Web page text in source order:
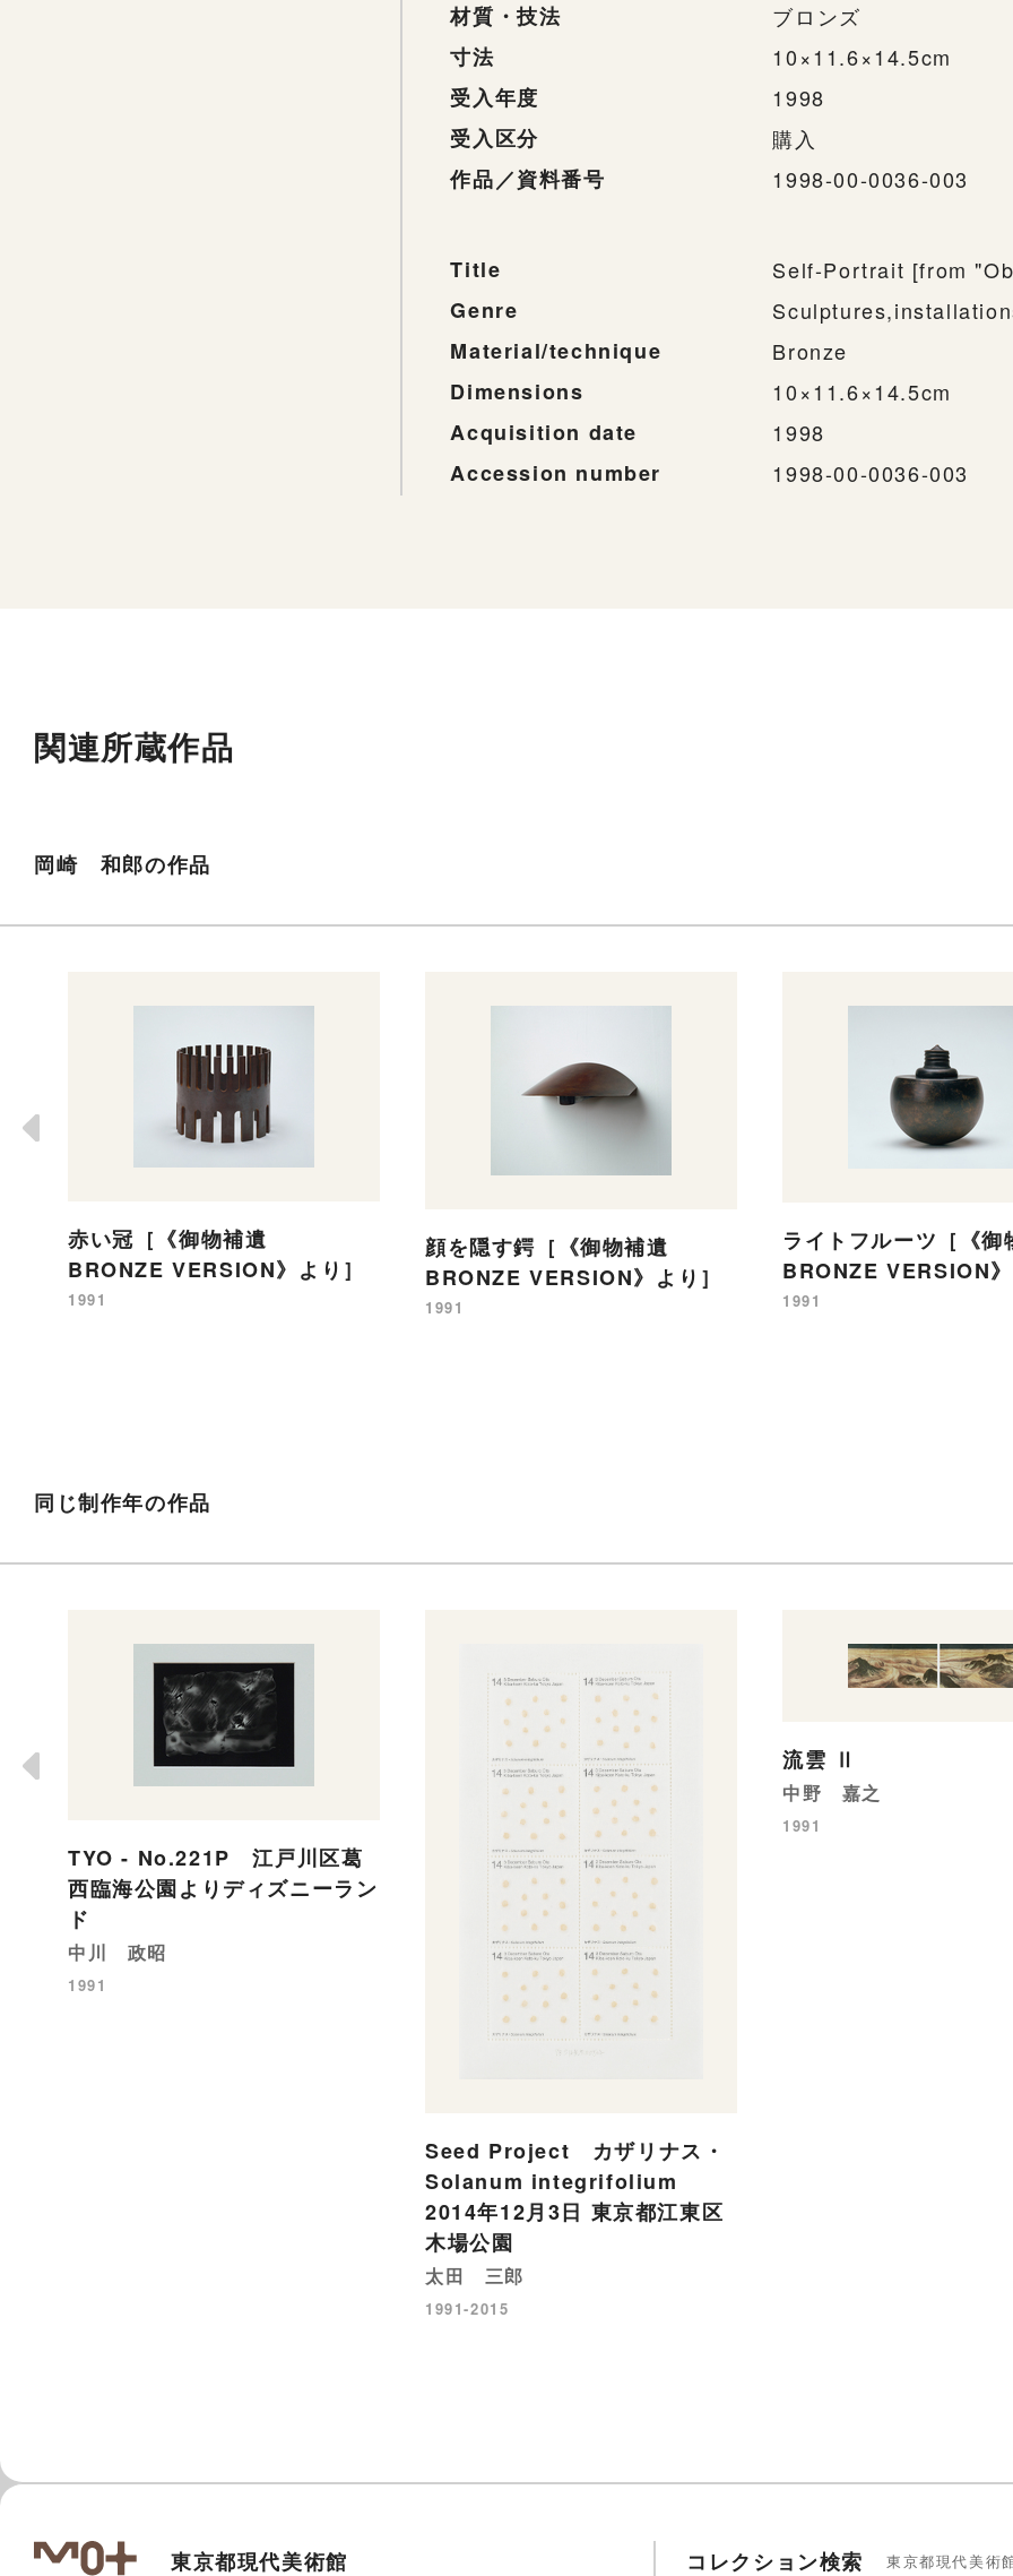
材質・技法
ブロンズ
寸法
10×11.6×14.5cm
受入年度
1998
受入区分
購入
作品／資料番号
1998-00-0036-003
Title
Self-Portrait [from
Genre
Material/technique
Bronze
Dimensions
10×11.6×14.5cm
Acquisition date
1998
Accession number
1998-00-0036-003
関連所蔵作品
岡崎 和郎の作品
赤い冠［《御物補遺
BRONZE VERSION》より］
1991
顔を隠す鍔［《御物補遺
BRONZE VERSION》より］
1991
ライトフルーツ［《
BRONZE VERSION
1991
同じ制作年の作品
TYO - No.221P 江戸川区葛
西臨海公園よりディズニーラン
ド
中川 政昭
1991
Seed Project カザリナス・
Solanum integrifolium
2014年12月3日 東京都江東区
木場公園
太田 三郎
1991-2015
流雲 Ⅱ
中野 嘉之
1991
東京都現代美術館 コレクション検索 東京都現代美術